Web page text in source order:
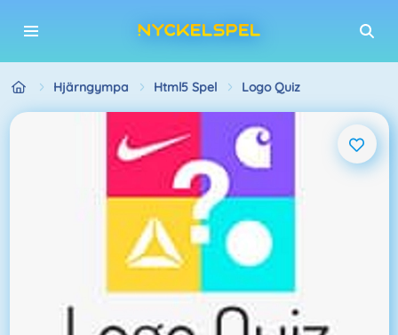
Hjärngympa Html5 Spel Logo Quiz